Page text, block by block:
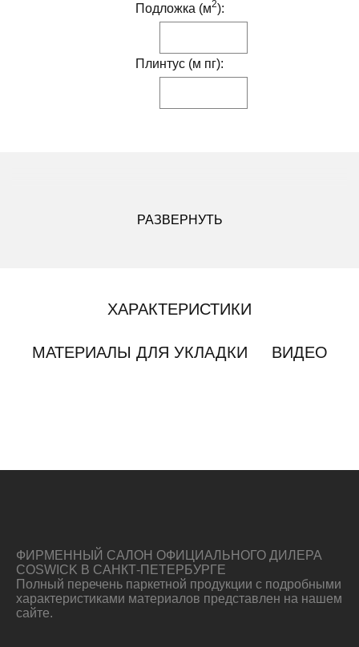
Подложка (м2):
Плинтус (м пг):
РАЗВЕРНУТЬ
ХАРАКТЕРИСТИКИ
МАТЕРИАЛЫ ДЛЯ УКЛАДКИ ВИДЕО
ФИРМЕННЫЙ САЛОН ОФИЦИАЛЬНОГО ДИЛЕРА
COSWICK В САНКТ-ПЕТЕРБУРГЕ
Полный перечень паркетной продукции с подробными
характеристиками материалов представлен на нашем
сайте.